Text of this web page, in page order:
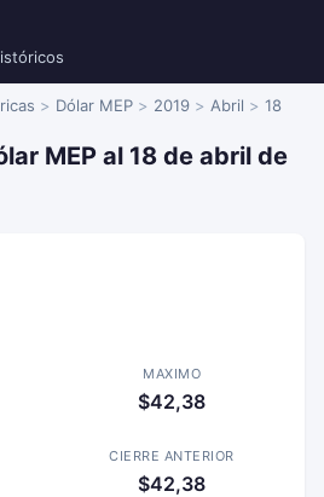
Dólar MEP 2019 Abril 18
MEP al 18 de abril de
MAXIMO
$42,38
CIERRE ANTERIOR
$42,38